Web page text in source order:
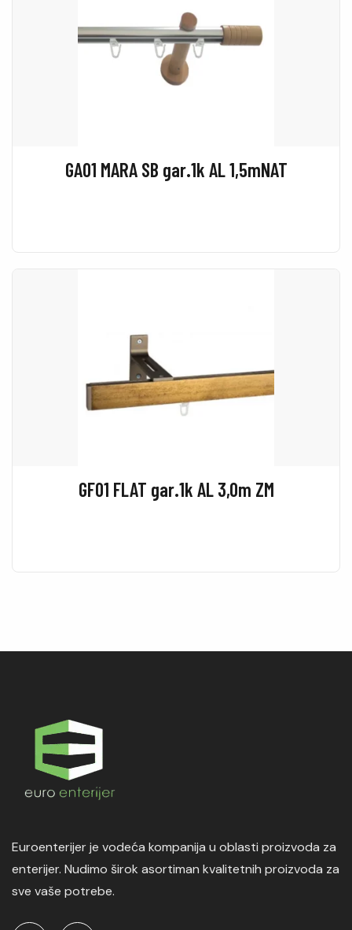
GA01 MARA SB gar.1k AL 1,5mNAT
GF01 FLAT gar.1k AL 3,0m ZM
Euroenterijer je vodeća kompanija u oblasti proizvoda za
enterijer. Nudimo širok asortiman kvalitetnih proizvoda za
sve vaše potrebe.